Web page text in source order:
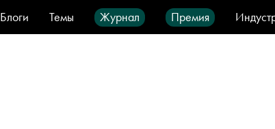
Блоги Темы Журнал Премия
Стиль
Видео Город IT-продукты